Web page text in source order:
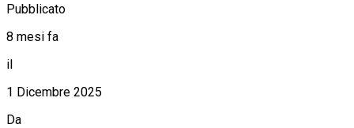
Pubblicato
8 mesi fa
il
1 Dicembre 2025
Da